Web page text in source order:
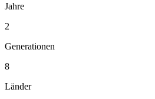
Jahre
2
Generationen
8
Länder